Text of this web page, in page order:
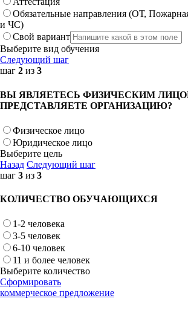
Обязательные направления (ОТ,
и ЧС)
Свой вариант
Выберите вид обучения
Следующий шаг
шаг 2 из 3
ВЫ ЯВЛЯЕТЕСЬ ФИЗИЧЕСКИМ
ПРЕДСТАВЛЯЕТЕ ОРГАНИЗАЦИЮ?
Физическое лицо
Юридическое лицо
Выберите цель
Назад Следующий шаг
шаг 3 из 3
КОЛИЧЕСТВО ОБУЧАЮЩИХСЯ
1-2 человека
3-5 человек
6-10 человек
11 и более человек
Выберите количество
Сформировать
коммерческое предложение